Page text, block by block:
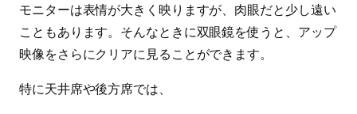
モニターは表情が大きく映りますが、肉眼だと少し遠い
こともあります。そんなときに双眼鏡を使うと、アップ
映像をさらにクリアに見ることができます。
特に天井席や後方席では、